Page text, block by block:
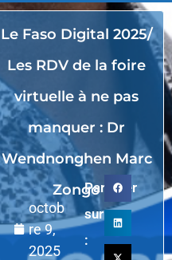
Le Faso Digital 2025/
Les RDV de la foire
virtuelle à ne pas
manquer : Dr
Wendnonghen Marc
Zongo
octob
re 9,
2025
Partager
sur
: